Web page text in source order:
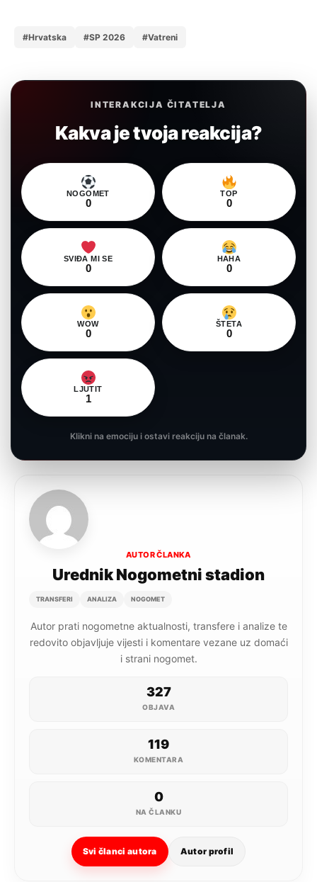
#Hrvatska #SP 2026 #Vatreni
INTERAKCIJA ČITATELJA
Kakva je tvoja reakcija?
NOGOMET
0
TOP
0
SVIĐA MI SE
0
HAHA
0
WOW
0
ŠTETA
0
LJUTIT
1
Klikni na emociju i ostavi reakciju na članak.
AUTOR ČLANKA
Urednik Nogometni stadion
TRANSFERI ANALIZA NOGOMET
Autor prati nogometne aktualnosti, transfere i analize te
redovito objavljuje vijesti i komentare vezane uz domaći
i strani nogomet.
327
OBJAVA
119
KOMENTARA
0
NA ČLANKU
Svi članci autora Autor profil